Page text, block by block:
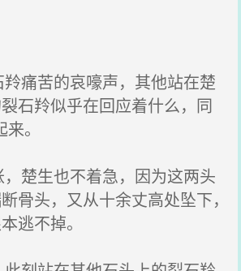
痛苦的哀嚎声，其他站在楚
石羚似乎在回应着什么，同
。
楚生也不着急，因为这两头
骨头，又从十余丈高处坠下，
逃不掉。